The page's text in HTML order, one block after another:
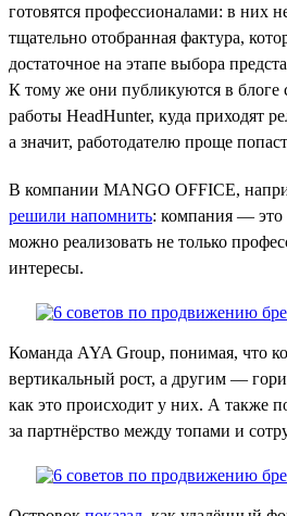
готовятся профессионалами: в них
тщательно отобранная фактура,
достаточное на этапе выбора
К тому же они публикуются в блоге
работы HeadHunter, куда приходят
а значит, работодателю проще
В компании MANGO OFFICE,
решили напомнить: компания — это
можно реализовать не только
интересы.
Команда AYA Group, понимая, что
вертикальный рост, а другим —
как это происходит у них. А также
за партнёрство между топами и